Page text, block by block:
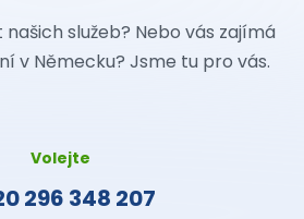
služeb? Nebo vás zajímá
v Německu? Jsme tu pro vás.
Volejte
296 348 207